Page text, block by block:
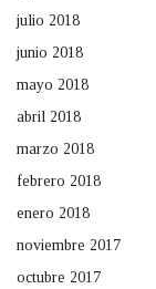
julio 2018
junio 2018
mayo 2018
abril 2018
marzo 2018
febrero 2018
enero 2018
noviembre 2017
octubre 2017